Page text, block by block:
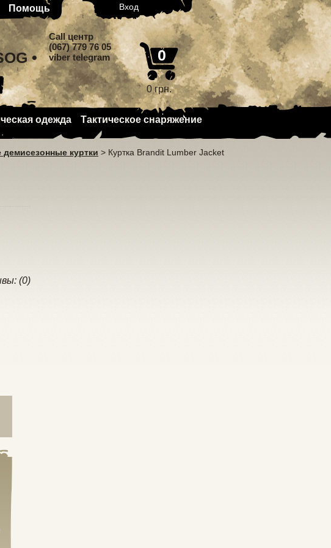
Помощь Вход
•
0
0 грн.
Call центр
(067) 779 76 05
viber telegram
одежда Тактическое снаряжение
демисезонные куртки > Куртка Brandit Lumber Jacket
(0)